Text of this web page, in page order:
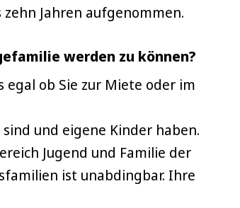
Jahren aufgenommen.
werden zu können?
egal ob Sie zur Miete oder im
und eigene Kinder haben.
Jugend und Familie der
ist unabdingbar. Ihre